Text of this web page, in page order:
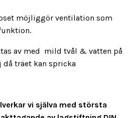
möjliggör ventilation som
av med mild tvål & vatten på
träet kan spricka
vi själva med största